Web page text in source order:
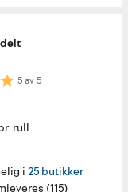
5.0 av 5 mulige
5av5
rull
i 25 butikker
(115)